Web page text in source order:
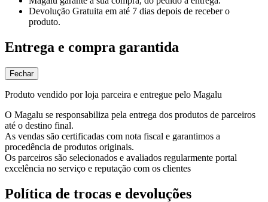
Devolução Gratuita em até 7 dias depois de receber o
produto.
Entrega e compra garantida
Fechar
Produto vendido por loja parceira e entregue pelo Magalu
O Magalu se responsabiliza pela entrega dos produtos de parceiros
até o destino final.
As vendas são certificadas com nota fiscal e garantimos a
procedência de produtos originais.
Os parceiros são selecionados e avaliados regularmente portal
excelência no serviço e reputação com os clientes
Política de trocas e devoluções